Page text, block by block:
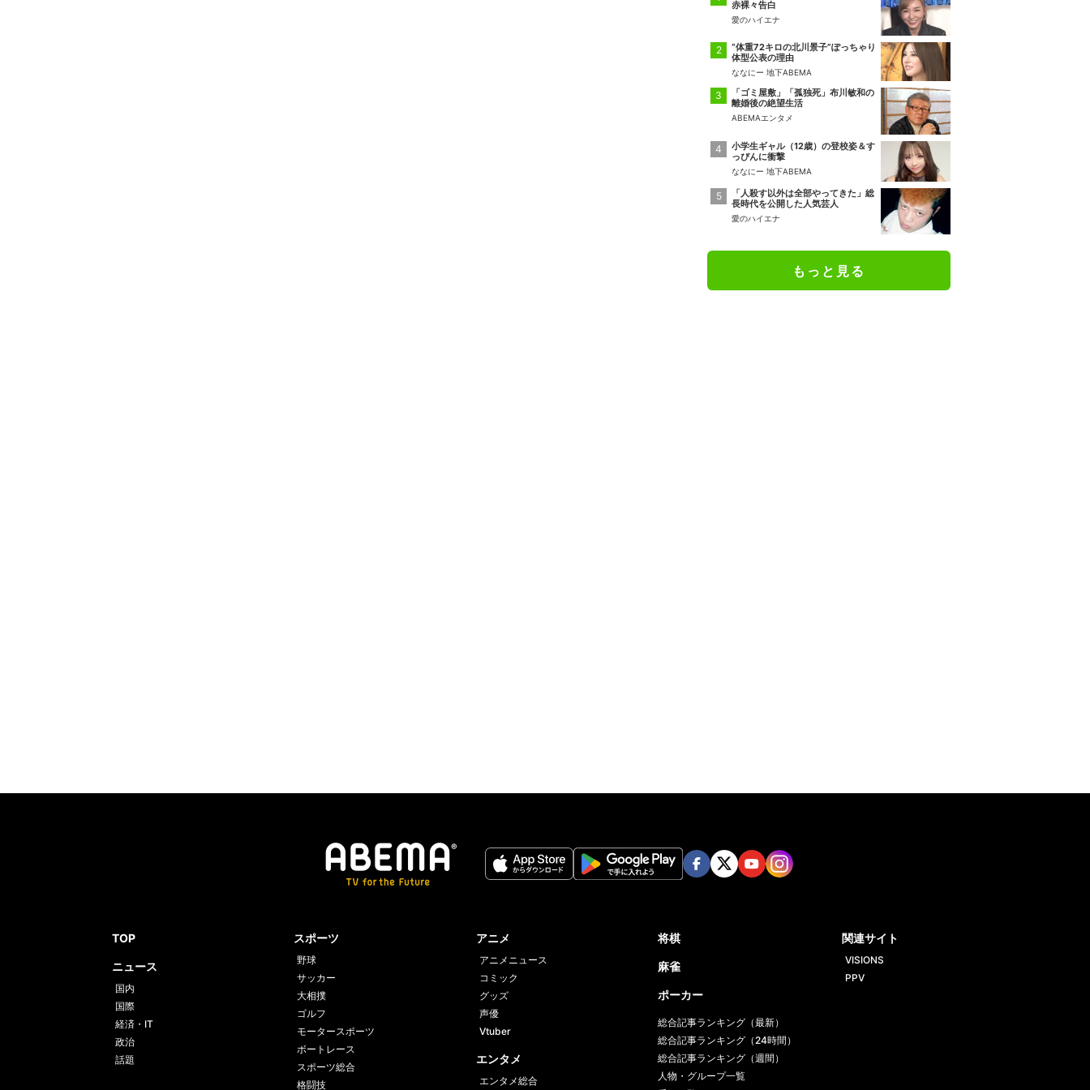
赤裸々告白
愛のハイエナ
“体重72キロの北川景子”ぽっちゃり
体型公表の理由
ななにー 地下ABEMA
「ゴミ屋敷」「孤独死」布川敏和の
離婚後の絶望生活
ABEMAエンタメ
小学生ギャル（12歳）の登校姿＆す
っぴんに衝撃
ななにー 地下ABEMA
「人殺す以外は全部やってきた」総
長時代を公開した人気芸人
愛のハイエナ
もっと見る
TOP
ニュース
国内
国際
経済・IT
政治
話題
スポーツ
野球
サッカー
大相撲
ゴルフ
モータースポーツ
ボートレース
スポーツ総合
格闘技
アニメ
アニメニュース
コミック
グッズ
声優
Vtuber
エンタメ
エンタメ総合
将棋
麻雀
ポーカー
総合記事ランキング（最新）
総合記事ランキング（24時間）
総合記事ランキング（週間）
人物・グループ一覧
関連サイト
VISIONS
PPV